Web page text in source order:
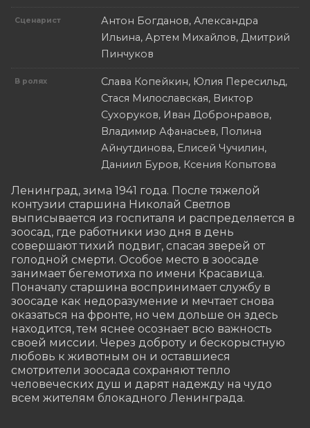
Сценарист
Антон Богданов, Александра
Ильина, Артем Михайлов, Дмитрий
Пинчуков
В ролях
Слава Копейкин, Юлия Пересильд,
Стася Милославская, Виктор
Сухоруков, Иван Добронравов,
Владимир Афанасьев, Полина
Айнутдинова, Елисей Чучилин,
Даниил Буров, Ксения Копытова
Ленинград, зима 1941 года. После тяжелой
контузии старшина Николай Светлов
выписывается из госпиталя и распределяется в
зоосад, где работники изо дня в день
совершают тихий подвиг, спасая зверей от
голодной смерти. Особое место в зоосаде
занимает бегемотиха по имени Красавица.
Поначалу старшина воспринимает службу в
зоосаде как недоразумение и мечтает снова
оказаться на фронте, но чем дольше он здесь
находится, тем яснее осознает всю важность
своей миссии. Через доброту и бескорыстную
любовь к животным он и оставшиеся
смотрители зоосада сохраняют тепло
человеческих душ и дарят надежду на чудо
всем жителям блокадного Ленинграда.